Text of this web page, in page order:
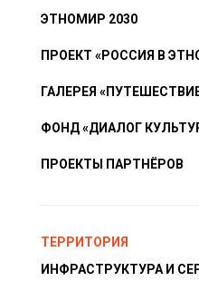
ЭТНОМИР 2030
ПРОЕКТ «РОССИЯ В
ГАЛЕРЕЯ
ФОНД «ДИАЛОГ
ПРОЕКТЫ ПАРТНЁРОВ
ТЕРРИТОРИЯ
ИНФРАСТРУКТУРА И